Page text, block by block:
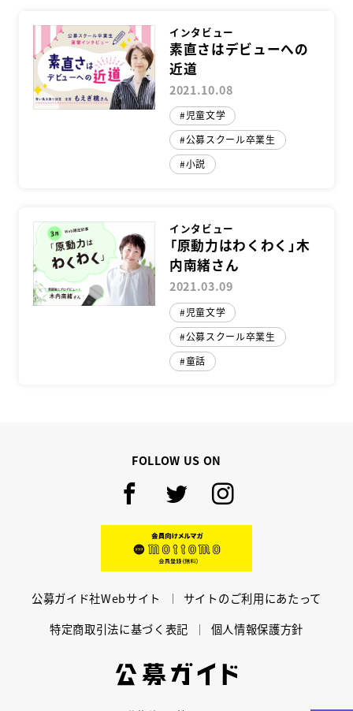
インタビュー
素直さはデビューへの
近道
2021.10.08
児童文学
公募スクール卒業生
小説
インタビュー
「原動力はわくわく」木
内南緒さん
2021.03.09
児童文学
公募スクール卒業生
童話
FOLLOW US ON
Facebook
TwitterInstagram
公募ガイド社Webサイト
サイトのご利用にあたって
特定商取引法に基づく表記
個人情報保護方針